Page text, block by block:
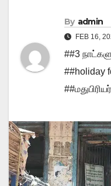
By admin
FEB 16,
##3
##holiday